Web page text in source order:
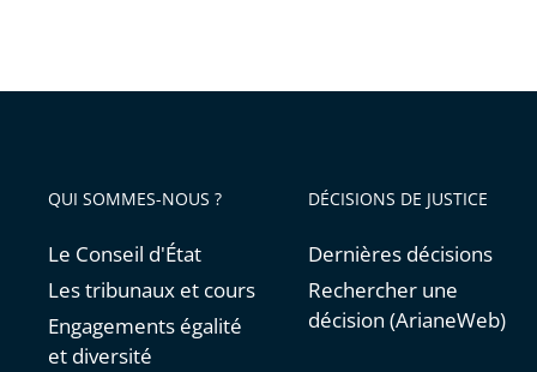
QUI SOMMES-NOUS ?
Le Conseil d'État
Les tribunaux et cours
Engagements égalité
et diversité
DÉCISIONS DE JUSTICE
Dernières décisions
Rechercher une
décision (ArianeWeb)